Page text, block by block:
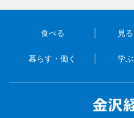
食べる 見
暮らす・働く 学